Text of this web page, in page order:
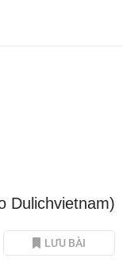
Dulichvietnam)
LƯU BÀI